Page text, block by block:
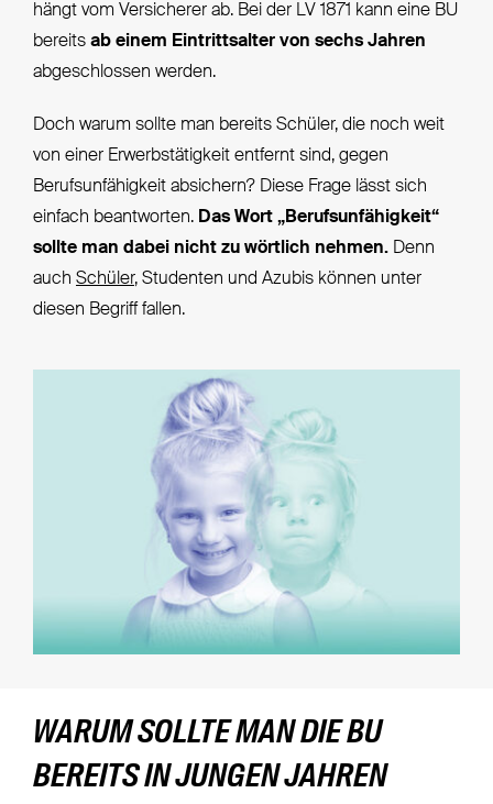
hängt vom Versicherer ab. Bei der LV 1871 kann eine BU
bereits ab einem Eintrittsalter von sechs Jahren
abgeschlossen werden.
Doch warum sollte man bereits Schüler, die noch weit
von einer Erwerbstätigkeit entfernt sind, gegen
Berufsunfähigkeit absichern? Diese Frage lässt sich
einfach beantworten. Das Wort „Berufsunfähigkeit“
sollte man dabei nicht zu wörtlich nehmen. Denn
auch Schüler, Studenten und Azubis können unter
diesen Begriff fallen.
WARUM SOLLTE MAN DIE BU
BEREITS IN JUNGEN JAHREN